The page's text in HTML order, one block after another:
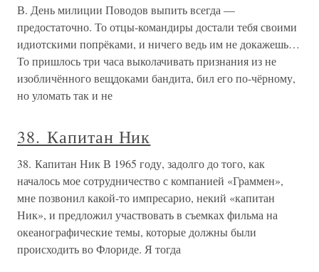
В. День милиции Поводов выпить всегда —
предостаточно. То отцы-командиры достали тебя своими
идиотскими попрёками, и ничего ведь им не докажешь…
То пришлось три часа выколачивать признания из не
изобличённого вещдоками бандита, бил его по-чёрному,
но уломать так и не
38. Капитан Ник
38. Капитан Ник В 1965 году, задолго до того, как
началось мое сотрудничество с компанией «Граммен»,
мне позвонил какой-то импресарио, некий «капитан
Ник», и предложил участвовать в съемках фильма на
океанографические темы, которые должны были
происходить во Флориде. Я тогда